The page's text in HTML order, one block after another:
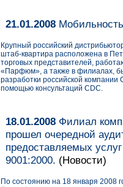
21.01.2008
Крупный российский
штаб-квартира расположена в
торговых представителей,
«Парфюм», а также в филиалах,
разработки российской
помощью консультаций CDC.
18.01.2008 Филиал
прошел очередной
предоставляемых
9001:2000. (Новости)
По состоянию на 18 января 2008